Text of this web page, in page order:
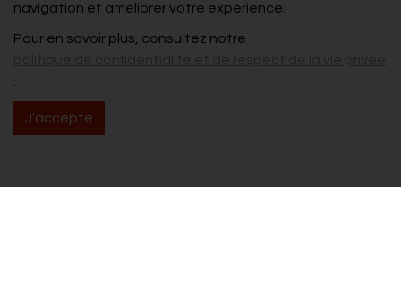
navigation et améliorer votre expérience.
Pour en savoir plus, consultez notre
J'accepte